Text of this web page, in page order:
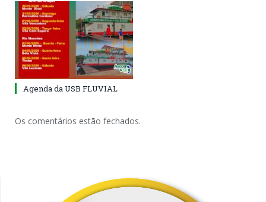
Agenda da USB FLUVIAL
Os comentários estão fechados.